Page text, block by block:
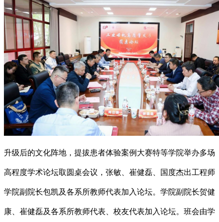
升级后的文化阵地，提拔患者体验案例大赛特等学院举办多场
高程度学术论坛取圆桌会议，张敏、崔健磊、国度杰出工程师
学院副院长包凯及各系所教师代表加入论坛。学院副院长贺健
康、崔健磊及各系所教师代表、校友代表加入论坛。班会由学